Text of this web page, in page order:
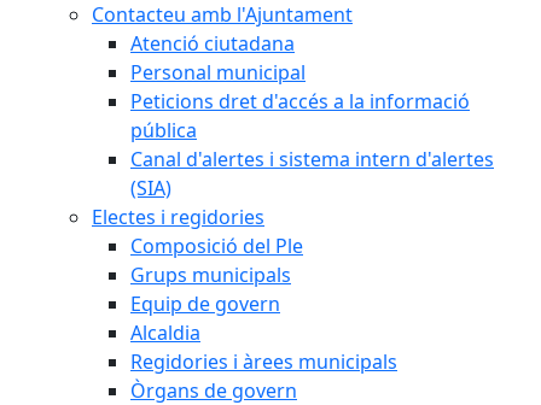
Contacteu amb l'Ajuntament
Atenció ciutadana
Personal municipal
Peticions dret d'accés a la informació
pública
Canal d'alertes i sistema intern d'alertes
(SIA)
Electes i regidories
Composició del Ple
Grups municipals
Equip de govern
Alcaldia
Regidories i àrees municipals
Òrgans de govern